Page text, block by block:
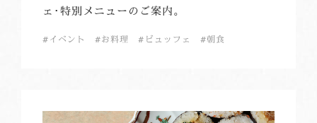
ェ･特別メニューのご案内。
イベント お料理 ビュッフェ 朝食